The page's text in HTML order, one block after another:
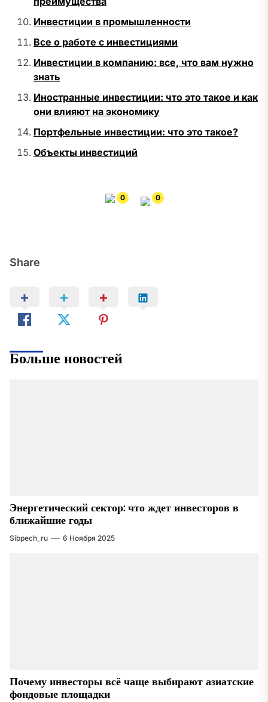
Share
Инвестиции в промышленности
Все о работе с инвестициями
Инвестиции в компанию: все, что вам нужно
знать
Иностранные инвестиции: что это такое и как
они влияют на экономику
Портфельные инвестиции: что это такое?
Объекты инвестиций
0 0
Больше новостей
Энергетический сектор: что ждет инвесторов в
ближайшие годы
Sibpech_ru 6 Ноября 2025
Почему инвесторы всё чаще выбирают азиатские
фондовые площадки